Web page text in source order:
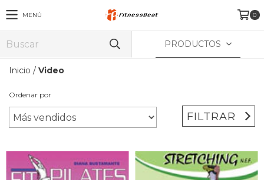
MENÚ 0
PRODUCTOS
Inicio / Video
Ordenar por
FILTRAR